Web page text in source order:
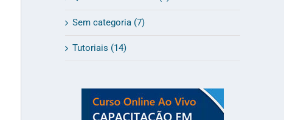
Sem categoria (7)
Tutoriais (14)